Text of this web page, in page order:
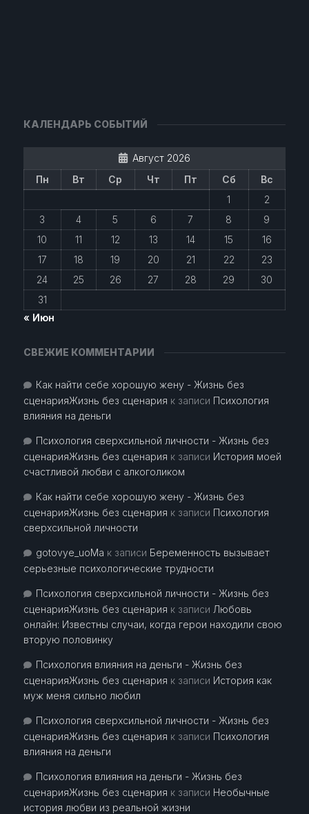
КАЛЕНДАРЬ СОБЫТИЙ
Август 2026
Пн
Вт Ср Чт Пт Сб
Вс
1
2
3
4 5 6 7 8
9
10
11 12 13 14 15
16
17
18 19 20 21 22
23
24
25 26 27 28 29
30
31
« Июн
СВЕЖИЕ КОММЕНТАРИИ
Как найти себе хорошую жену - Жизнь без
сценарияЖизнь без сценария к записи Психология
влияния на деньги
Психология сверхсильной личности - Жизнь без
сценарияЖизнь без сценария к записи История моей
счастливой любви с алкоголиком
Как найти себе хорошую жену - Жизнь без
сценарияЖизнь без сценария к записи Психология
сверхсильной личности
gotovye_uoMa к записи Беременность вызывает
серьезные психологические трудности
Психология сверхсильной личности - Жизнь без
сценарияЖизнь без сценария к записи Любовь
онлайн: Известны случаи, когда герои находили свою
вторую половинку
Психология влияния на деньги - Жизнь без
сценарияЖизнь без сценария к записи История как
муж меня сильно любил
Психология сверхсильной личности - Жизнь без
сценарияЖизнь без сценария к записи Психология
влияния на деньги
Психология влияния на деньги - Жизнь без
сценарияЖизнь без сценария к записи Необычные
история любви из реальной жизни